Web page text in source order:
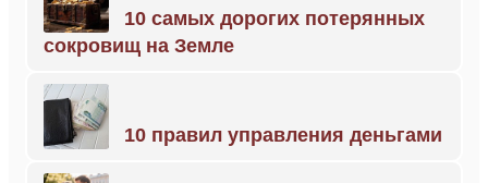
10 самых дорогих потерянных
сокровищ на Земле
10 правил управления деньгами